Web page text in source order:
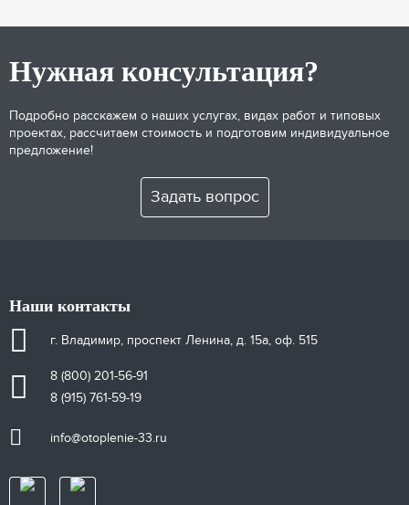
Нужная консультация?
Подробно расскажем о наших услугах, видах работ и типовых
проектах, рассчитаем стоимость и подготовим индивидуальное
предложение!
Задать вопрос
Наши контакты
г. Владимир, проспект Ленина, д. 15а, оф. 515
8 (800) 201-56-91
8 (915) 761-59-19
info@otoplenie-33.ru